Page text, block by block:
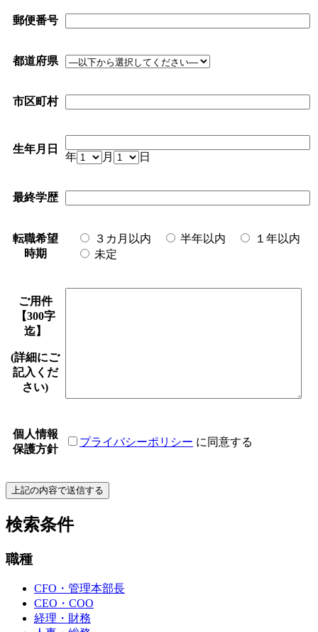
郵便番号
都道府県
市区町村
生年月日
年 月 日
最終学歴
転職希望
時期
３カ月以内 半年以内
１年以内
未定
ご用件
【300字
迄】
(詳細にご
記入くだ
さい)
個人情報
保護方針
プライバシーポリシー に同意する
検索条件
職種
CFO・管理本部長
CEO・COO
経理・財務